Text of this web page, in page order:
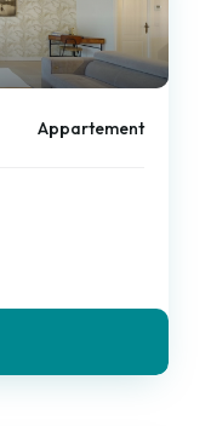
Appartement